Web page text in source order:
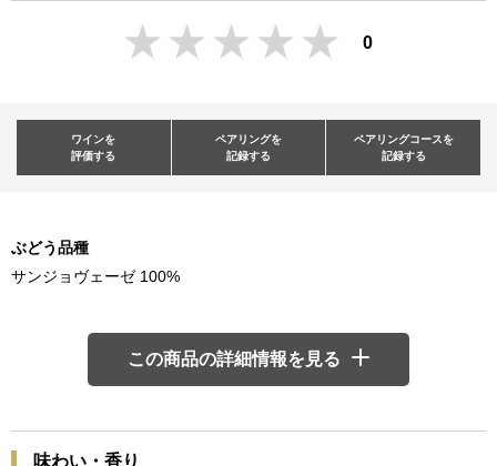
0
ワインを
評価する
ペアリングを
記録する
ペアリングコースを
記録する
ぶどう品種
サンジョヴェーゼ 100%
この商品の詳細情報を見る
味わい・香り